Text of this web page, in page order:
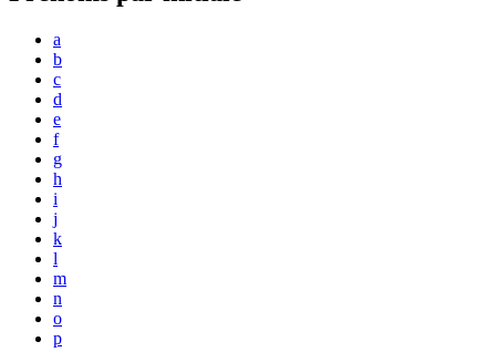
a
b
c
d
e
f
g
h
i
j
k
l
m
n
o
p